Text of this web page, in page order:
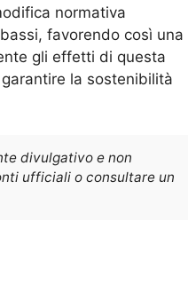
normativa
favorendo così una
gli effetti di questa
la sostenibilità
divulgativo e non
ufficiali o consultare un